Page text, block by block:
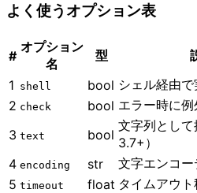
よく使うオプション表
#
オプション
名
型
1 shell bool シェル経由
2 check bool エラー時に
3 text bool
文字列とし
3.7+）
4 encoding str 文字エンコ
5 timeout float タイムアウト